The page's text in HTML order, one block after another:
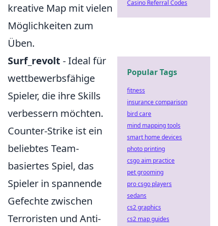
kreative Map mit vielen
Möglichkeiten zum
Üben.
Surf_revolt - Ideal für
wettbewerbsfähige
Spieler, die ihre Skills
verbessern möchten.
Counter-Strike ist ein
beliebtes Team-
basiertes Spiel, das
Spieler in spannende
Gefechte zwischen
Terroristen und Anti-
Casino Referral Codes
Popular Tags
fitness
insurance comparison
bird care
mind mapping tools
smart home devices
photo printing
csgo aim practice
pet grooming
pro csgo players
sedans
cs2 graphics
cs2 map guides